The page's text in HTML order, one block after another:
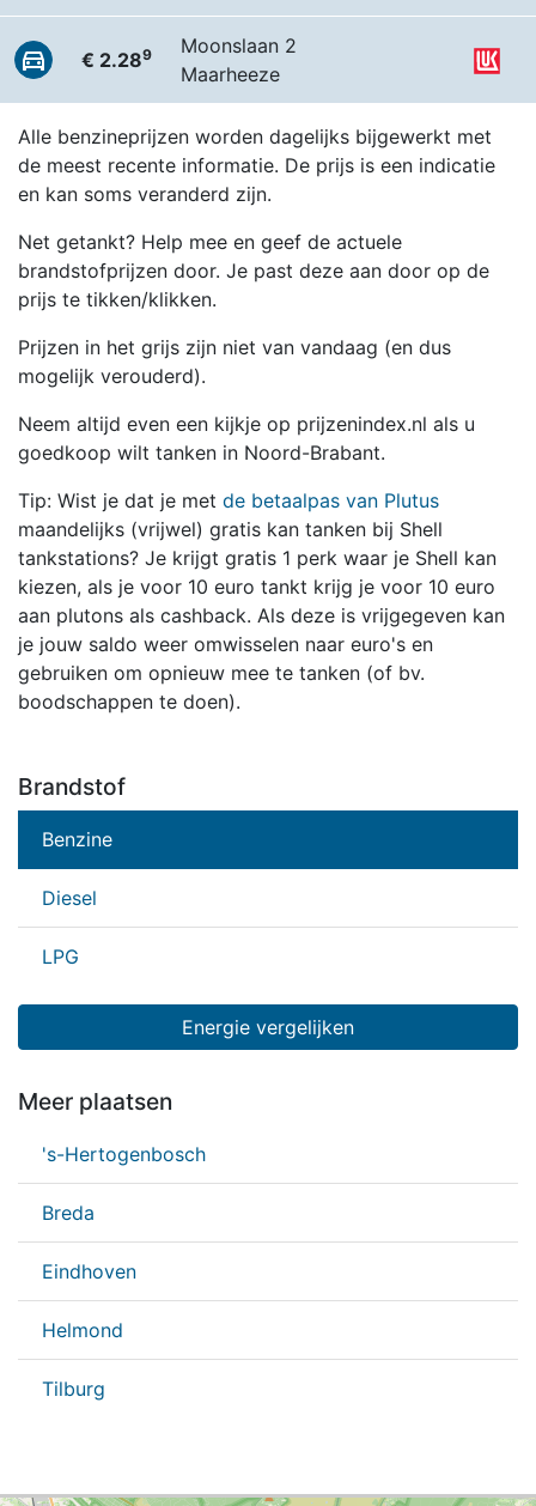
€ 2.289
Moonslaan 2
Maarheeze
Alle benzineprijzen worden dagelijks bijgewerkt met
de meest recente informatie. De prijs is een indicatie
en kan soms veranderd zijn.
Net getankt? Help mee en geef de actuele
brandstofprijzen door. Je past deze aan door op de
prijs te tikken/klikken.
Prijzen in het grijs zijn niet van vandaag (en dus
mogelijk verouderd).
Neem altijd even een kijkje op prijzenindex.nl als u
goedkoop wilt tanken in Noord-Brabant.
Tip: Wist je dat je met de betaalpas van Plutus
maandelijks (vrijwel) gratis kan tanken bij Shell
tankstations? Je krijgt gratis 1 perk waar je Shell kan
kiezen, als je voor 10 euro tankt krijg je voor 10 euro
aan plutons als cashback. Als deze is vrijgegeven kan
je jouw saldo weer omwisselen naar euro's en
gebruiken om opnieuw mee te tanken (of bv.
boodschappen te doen).
Brandstof
Benzine
Diesel
LPG
Energie vergelijken
Meer plaatsen
's-Hertogenbosch
Breda
Eindhoven
Helmond
Tilburg